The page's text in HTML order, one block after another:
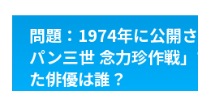
問題：1974年に公開
パン三世 念力珍作戦
た俳優は誰？